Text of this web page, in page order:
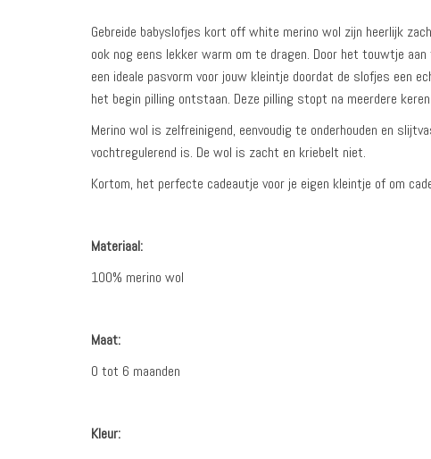
Gebreide babyslofjes kort off white merino wol zijn heerlijk
ook nog eens lekker warm om te dragen. Door het touwtje
een ideale pasvorm voor jouw kleintje doordat de slofjes een
het begin pilling ontstaan. Deze pilling stopt na meerdere
Merino wol is zelfreinigend, eenvoudig te onderhouden en
vochtregulerend is. De wol is zacht en kriebelt niet.
Kortom, het perfecte cadeautje voor je eigen kleintje of om
Materiaal:
100% merino wol
Maat:
0 tot 6 maanden
Kleur: